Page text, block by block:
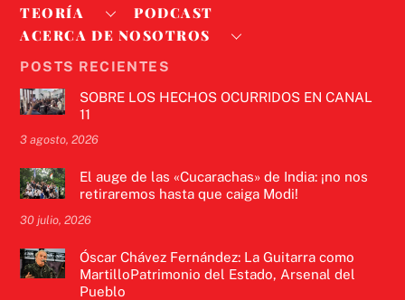
TEORÍA
PODCAST
ACERCA DE NOSOTROS
POSTS RECIENTES
SOBRE LOS HECHOS OCURRIDOS EN CANAL
11
3 agosto, 2026
El auge de las «Cucarachas» de India: ¡no nos
retiraremos hasta que caiga Modi!
30 julio, 2026
Óscar Chávez Fernández: La Guitarra como
MartilloPatrimonio del Estado, Arsenal del
Pueblo